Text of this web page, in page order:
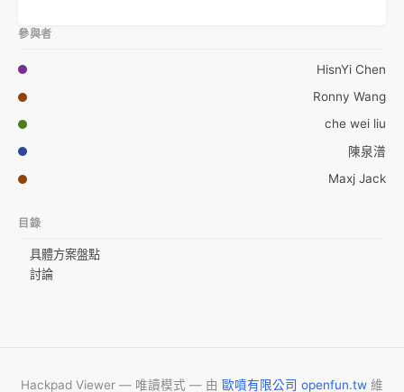
參與者
HisnYi Chen
Ronny Wang
che wei liu
陳泉潽
Maxj Jack
目錄
具體方案盤點
討論
Hackpad Viewer — 唯讀模式 — 由 歐噴有限公司 openfun.tw 維